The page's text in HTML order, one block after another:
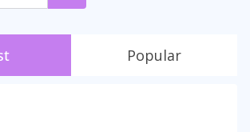
Popular